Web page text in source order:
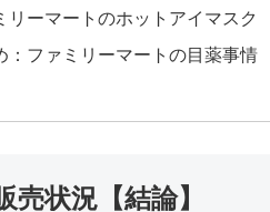
リーマートのホットアイマスク
：ファミリーマートの目薬事情
状況【結論】